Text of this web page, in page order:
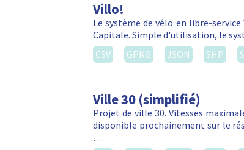
Villo!
Le système de vélo en libre-
Capitale. Simple d'utilisation, le
CSV
GPKG JSON SHP
Ville 30 (simplifié)
Projet de ville 30. Vitesses
disponible prochainement sur le
…